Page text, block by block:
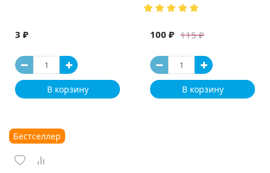
3 ₽
В корзину
(Испания)
115 ₽
100 ₽
В корзину
Бестселлер